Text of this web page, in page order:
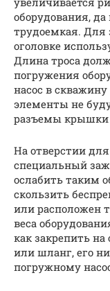
оборудования,
трудоемкая. Для
оголовке
Длина троса
погружения
насос в скважину
элементы не
разъемы крышки
На отверстии
специальный
ослабить таким
скользить
или расположен
веса
как закрепить
или шланг, его
погружному